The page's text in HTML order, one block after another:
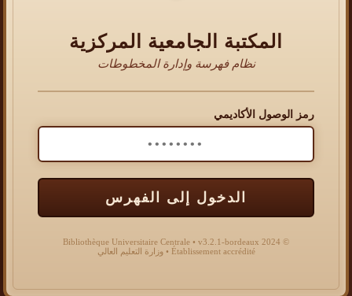
المكتبة الجامعية المركزية
نظام فهرسة وإدارة المخطوطات
رمز الوصول الأكاديمي
الدخول إلى الفهرس
© 2024 Bibliothèque Universitaire Centrale • v3.2.1-bordeaux
Établissement accrédité • وزارة التعليم العالي